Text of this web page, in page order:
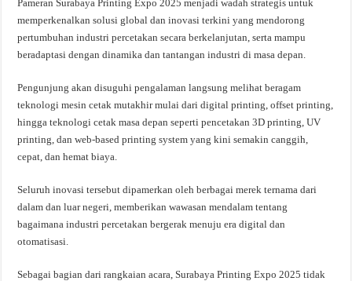
Pameran Surabaya Printing Expo 2025 menjadi wadah strategis untuk
memperkenalkan solusi global dan inovasi terkini yang mendorong
pertumbuhan industri percetakan secara berkelanjutan, serta mampu
beradaptasi dengan dinamika dan tantangan industri di masa depan.
Pengunjung akan disuguhi pengalaman langsung melihat beragam
teknologi mesin cetak mutakhir mulai dari digital printing, offset printing,
hingga teknologi cetak masa depan seperti pencetakan 3D printing, UV
printing, dan web-based printing system yang kini semakin canggih,
cepat, dan hemat biaya.
Seluruh inovasi tersebut dipamerkan oleh berbagai merek ternama dari
dalam dan luar negeri, memberikan wawasan mendalam tentang
bagaimana industri percetakan bergerak menuju era digital dan
otomatisasi.
Sebagai bagian dari rangkaian acara, Surabaya Printing Expo 2025 tidak